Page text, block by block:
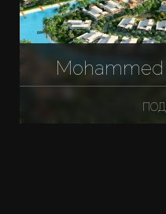
Mohammed